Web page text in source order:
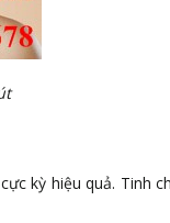
kỳ hiệu quả. Tinh